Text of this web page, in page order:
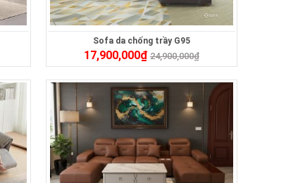
Sofa da chống trầy G95
17,900,000₫ 24,900,000₫